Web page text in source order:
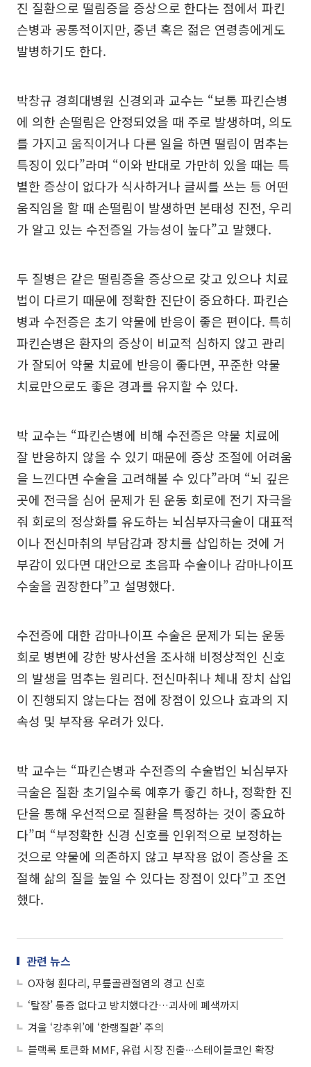
진 질환으로 떨림증을 증상으로 한다는 점에서 파킨
슨병과 공통적이지만, 중년 혹은 젊은 연령층에게도
발병하기도 한다.
박창규 경희대병원 신경외과 교수는 “보통 파킨슨병
에 의한 손떨림은 안정되었을 때 주로 발생하며, 의도
를 가지고 움직이거나 다른 일을 하면 떨림이 멈추는
특징이 있다”라며 “이와 반대로 가만히 있을 때는 특
별한 증상이 없다가 식사하거나 글씨를 쓰는 등 어떤
움직임을 할 때 손떨림이 발생하면 본태성 진전, 우리
가 알고 있는 수전증일 가능성이 높다”고 말했다.
두 질병은 같은 떨림증을 증상으로 갖고 있으나 치료
법이 다르기 때문에 정확한 진단이 중요하다. 파킨슨
병과 수전증은 초기 약물에 반응이 좋은 편이다. 특히
파킨슨병은 환자의 증상이 비교적 심하지 않고 관리
가 잘되어 약물 치료에 반응이 좋다면, 꾸준한 약물
치료만으로도 좋은 경과를 유지할 수 있다.
박 교수는 “파킨슨병에 비해 수전증은 약물 치료에
잘 반응하지 않을 수 있기 때문에 증상 조절에 어려움
을 느낀다면 수술을 고려해볼 수 있다”라며 “뇌 깊은
곳에 전극을 심어 문제가 된 운동 회로에 전기 자극을
줘 회로의 정상화를 유도하는 뇌심부자극술이 대표적
이나 전신마취의 부담감과 장치를 삽입하는 것에 거
부감이 있다면 대안으로 초음파 수술이나 감마나이프
수술을 권장한다”고 설명했다.
수전증에 대한 감마나이프 수술은 문제가 되는 운동
회로 병변에 강한 방사선을 조사해 비정상적인 신호
의 발생을 멈추는 원리다. 전신마취나 체내 장치 삽입
이 진행되지 않는다는 점에 장점이 있으나 효과의 지
속성 및 부작용 우려가 있다.
박 교수는 “파킨슨병과 수전증의 수술법인 뇌심부자
극술은 질환 초기일수록 예후가 좋긴 하나, 정확한 진
단을 통해 우선적으로 질환을 특정하는 것이 중요하
다”며 “부정확한 신경 신호를 인위적으로 보정하는
것으로 약물에 의존하지 않고 부작용 없이 증상을 조
절해 삶의 질을 높일 수 있다는 장점이 있다”고 조언
했다.
관련 뉴스
O자형 휜다리, 무릎골관절염의 경고 신호
‘탈장’ 통증 없다고 방치했다간…괴사에 폐색까지
겨울 ‘강추위’에 ‘한랭질환’ 주의
블랙록 토큰화 MMF, 유럽 시장 진출∙∙∙스테이블코인 확장